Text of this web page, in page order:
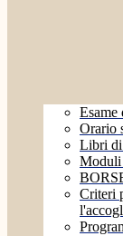
Orario
Libri di
Moduli
Criteri